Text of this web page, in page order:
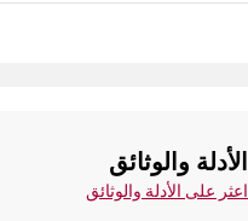
الأدلة والوثائق
اعثر على الأدلة والوثائق